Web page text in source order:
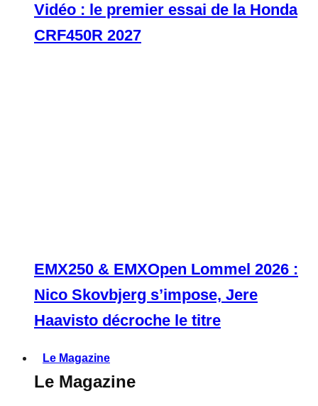
Vidéo : le premier essai de la Honda
CRF450R 2027
EMX250 & EMXOpen Lommel 2026 :
Nico Skovbjerg s’impose, Jere
Haavisto décroche le titre
Le Magazine
Le Magazine